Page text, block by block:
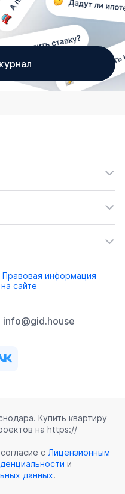
Правовая информация
сайте
info@gid.house
Купить квартиру
на https://
с Лицензионным
и
данных.